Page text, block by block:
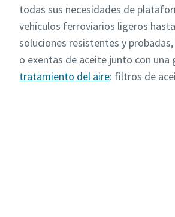
todas sus necesidades de
vehículos ferroviarios ligeros
soluciones resistentes y
o exentas de aceite junto con una
tratamiento del aire: filtros de